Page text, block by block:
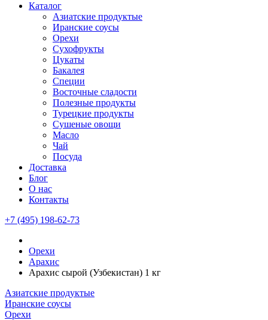
Каталог
Азиатские продуктые
Иранские соусы
Орехи
Сухофрукты
Цукаты
Бакалея
Специи
Восточные сладости
Полезные продукты
Турецкие продукты
Сушеные овощи
Масло
Чай
Посуда
Доставка
Блог
О нас
Контакты
+7 (495) 198-62-73
Орехи
Арахис
Арахис сырой (Узбекистан) 1 кг
Азиатские продуктые
Иранские соусы
Орехи